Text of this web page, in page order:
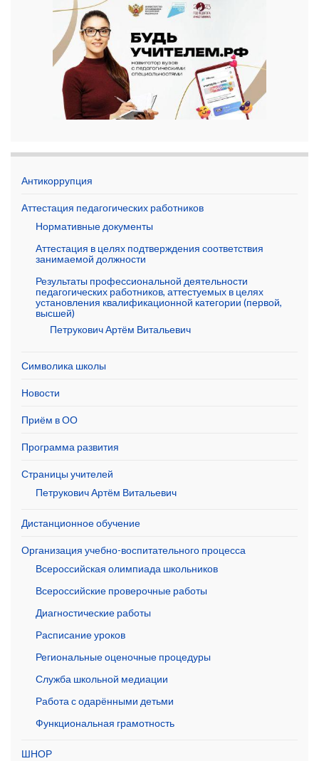
Антикоррупция
Аттестация педагогических работников
Нормативные документы
Аттестация в целях подтверждения соответствия
занимаемой должности
Результаты профессиональной деятельности
педагогических работников, аттестуемых в целях
установления квалификационной категории (первой,
высшей)
Петрукович Артём Витальевич
Символика школы
Новости
Приём в ОО
Программа развития
Страницы учителей
Петрукович Артём Витальевич
Дистанционное обучение
Организация учебно-воспитательного процесса
Всероссийская олимпиада школьников
Всероссийские проверочные работы
Диагностические работы
Расписание уроков
Региональные оценочные процедуры
Служба школьной медиации
Работа с одарёнными детьми
Функциональная грамотность
ШНОР